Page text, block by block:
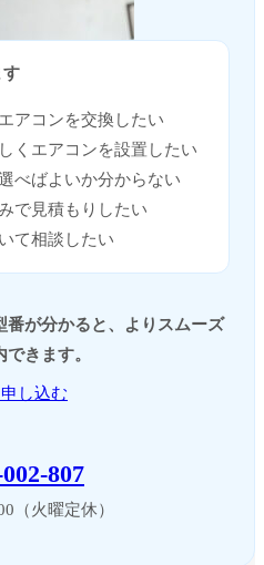
す
アコンを交換したい
くエアコンを設置したい
べばよいか分からない
で見積もりしたい
て相談したい
番が分かると、よりスムーズ
できます。
し込む
807
（火曜定休）